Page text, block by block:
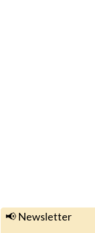
📢 Newsletter